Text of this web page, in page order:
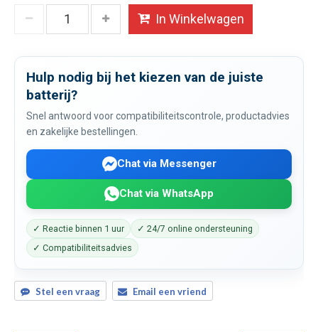
In Winkelwagen
Hulp nodig bij het kiezen van de juiste
batterij?
Snel antwoord voor compatibiliteitscontrole, productadvies
en zakelijke bestellingen.
Chat via Messenger
Chat via WhatsApp
✓ Reactie binnen 1 uur
✓ 24/7 online ondersteuning
✓ Compatibiliteitsadvies
Stel een vraag Email een vriend